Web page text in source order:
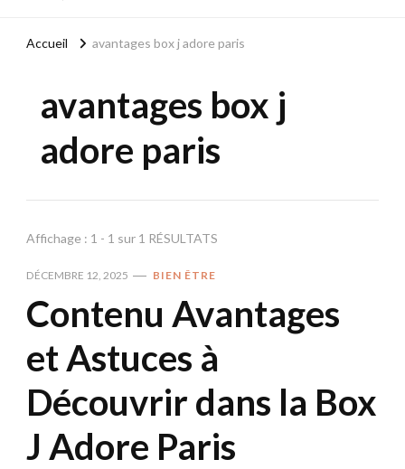
Accueil avantages box j adore paris
avantages box j
adore paris
Affichage : 1 - 1 sur 1 RÉSULTATS
DÉCEMBRE 12, 2025 BIEN ÊTRE
Contenu Avantages
et Astuces à
Découvrir dans la Box
J Adore Paris